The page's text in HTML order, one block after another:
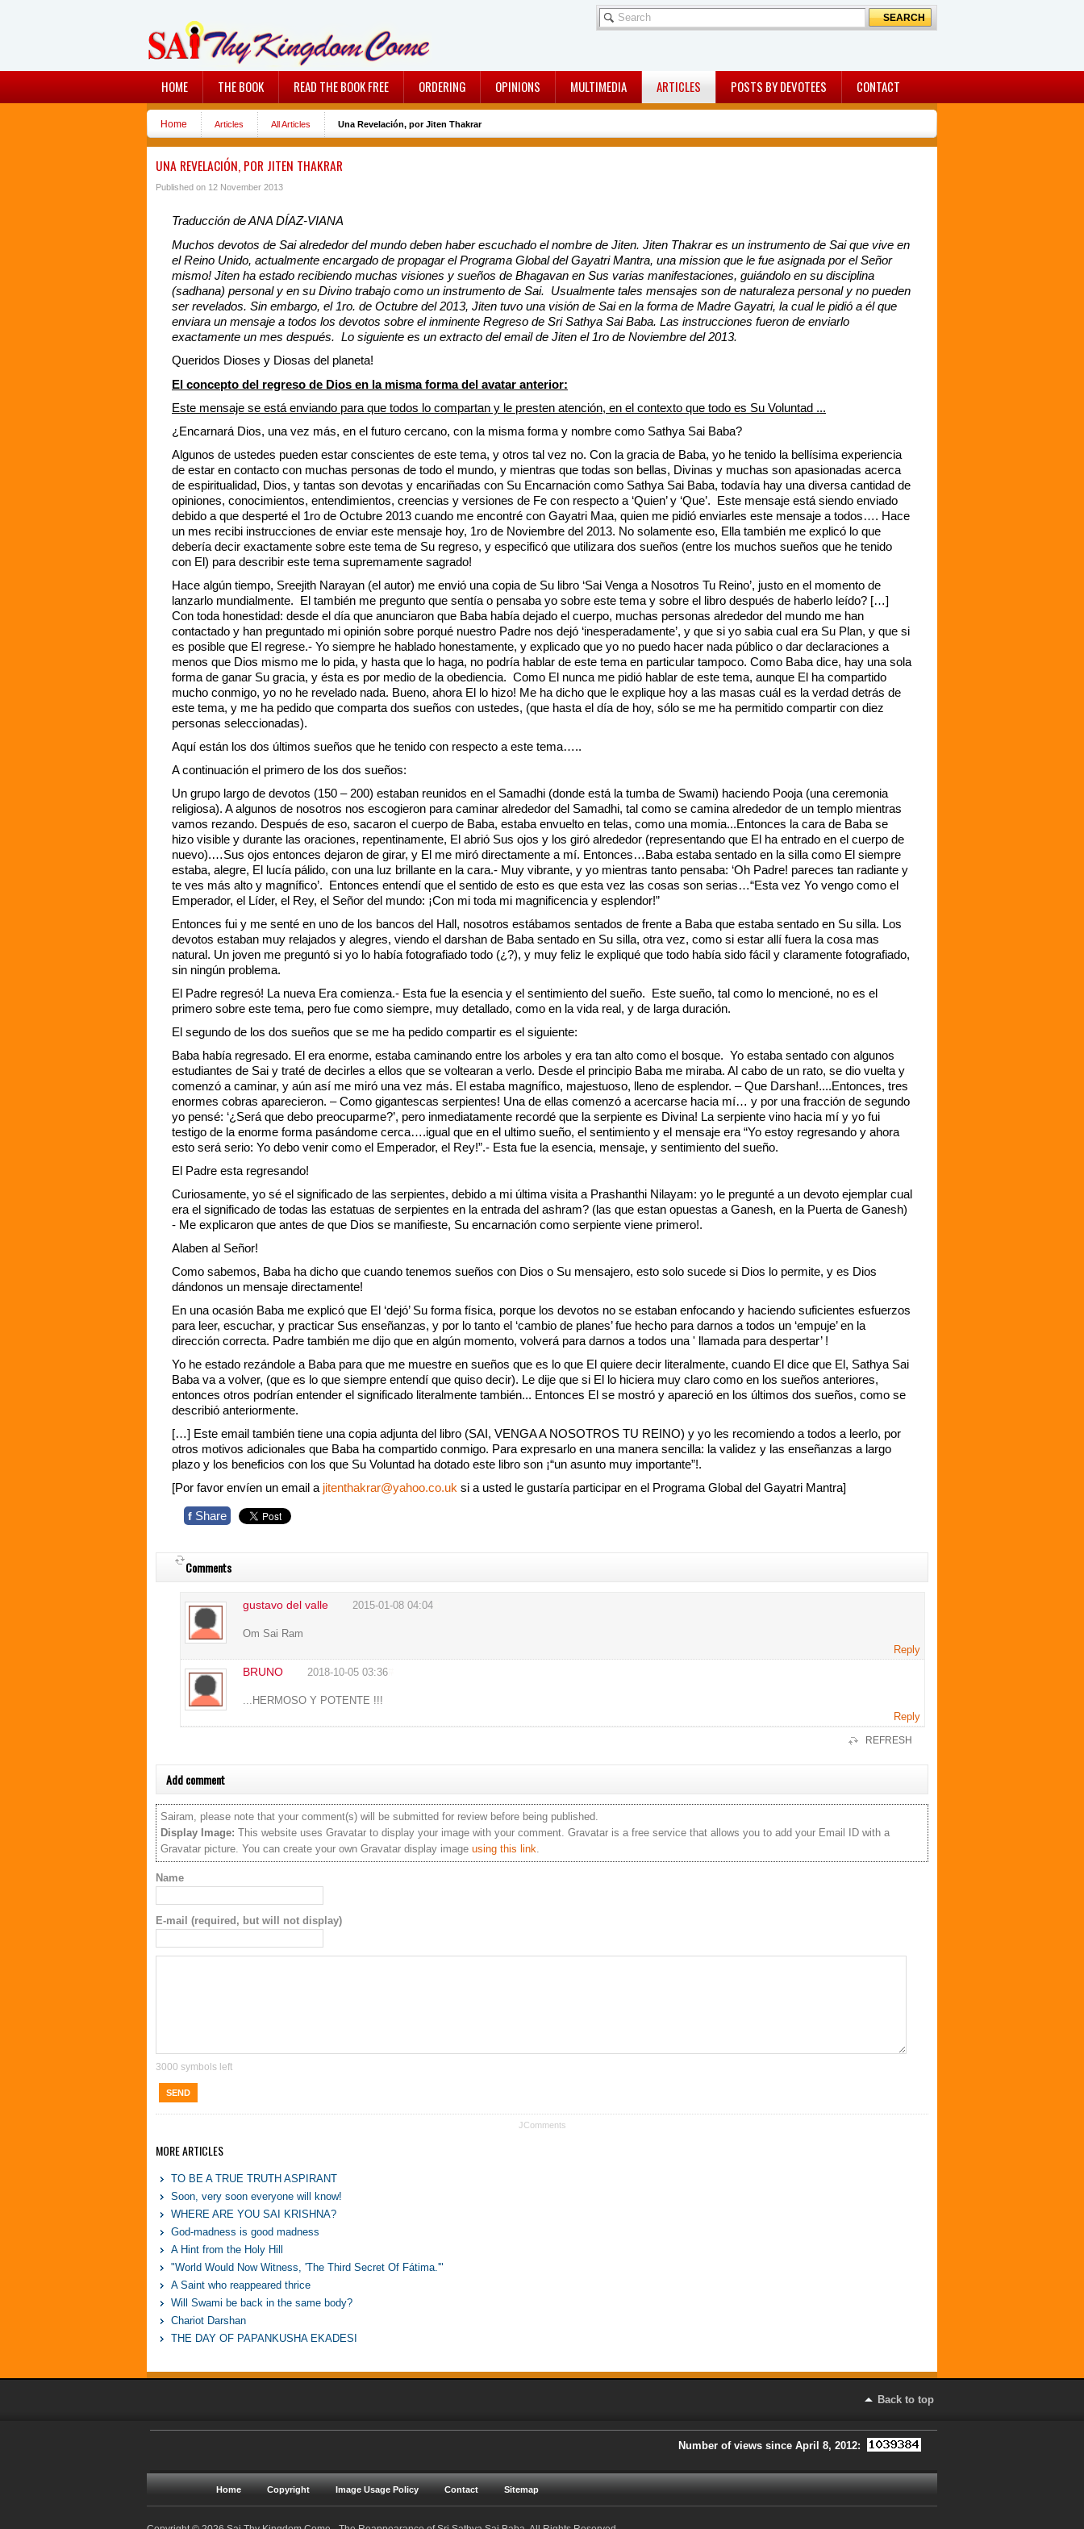
HOME THE BOOK READ THE BOOK FREE ORDERING OPINIONS MULTIMEDIA ARTICLES POSTS BY DEVOTEES CONTACT
Home Articles All Articles Una Revelación, por Jiten Thakrar
UNA REVELACIÓN, POR JITEN THAKRAR
Published on 12 November 2013
Traducción de ANA DÍAZ-VIANA
Muchos devotos de Sai alrededor del mundo deben haber escuchado el nombre de Jiten. Jiten Thakrar es un instrumento de Sai que vive en
el Reino Unido, actualmente encargado de propagar el Programa Global del Gayatri Mantra, una mission que le fue asignada por el Señor
mismo! Jiten ha estado recibiendo muchas visiones y sueños de Bhagavan en Sus varias manifestaciones, guiándolo en su disciplina
(sadhana) personal y en su Divino trabajo como un instrumento de Sai. Usualmente tales mensajes son de naturaleza personal y no pueden
ser revelados. Sin embargo, el 1ro. de Octubre del 2013, Jiten tuvo una visión de Sai en la forma de Madre Gayatri, la cual le pidió a él que
enviara un mensaje a todos los devotos sobre el inminente Regreso de Sri Sathya Sai Baba. Las instrucciones fueron de enviarlo
exactamente un mes después. Lo siguiente es un extracto del email de Jiten el 1ro de Noviembre del 2013.
Queridos Dioses y Diosas del planeta!
El concepto del regreso de Dios en la misma forma del avatar anterior:
Este mensaje se está enviando para que todos lo compartan y le presten atención, en el contexto que todo es Su Voluntad ...
¿Encarnará Dios, una vez más, en el futuro cercano, con la misma forma y nombre como Sathya Sai Baba?
Algunos de ustedes pueden estar conscientes de este tema, y otros tal vez no. Con la gracia de Baba, yo he tenido la bellísima experiencia
de estar en contacto con muchas personas de todo el mundo, y mientras que todas son bellas, Divinas y muchas son apasionadas acerca
de espiritualidad, Dios, y tantas son devotas y encariñadas con Su Encarnación como Sathya Sai Baba, todavía hay una diversa cantidad de
opiniones, conocimientos, entendimientos, creencias y versiones de Fe con respecto a ‘Quien’ y ‘Que’. Este mensaje está siendo enviado
debido a que desperté el 1ro de Octubre 2013 cuando me encontré con Gayatri Maa, quien me pidió enviarles este mensaje a todos…. Hace
un mes recibi instrucciones de enviar este mensaje hoy, 1ro de Noviembre del 2013. No solamente eso, Ella también me explicó lo que
debería decir exactamente sobre este tema de Su regreso, y especificó que utilizara dos sueños (entre los muchos sueños que he tenido
con El) para describir este tema supremamente sagrado!
Hace algún tiempo, Sreejith Narayan (el autor) me envió una copia de Su libro ‘Sai Venga a Nosotros Tu Reino’, justo en el momento de
lanzarlo mundialmente. El también me pregunto que sentía o pensaba yo sobre este tema y sobre el libro después de haberlo leído? […]
Con toda honestidad: desde el día que anunciaron que Baba había dejado el cuerpo, muchas personas alrededor del mundo me han
contactado y han preguntado mi opinión sobre porqué nuestro Padre nos dejó ‘inesperadamente’, y que si yo sabia cual era Su Plan, y que si
es posible que El regrese.- Yo siempre he hablado honestamente, y explicado que yo no puedo hacer nada público o dar declaraciones a
menos que Dios mismo me lo pida, y hasta que lo haga, no podría hablar de este tema en particular tampoco. Como Baba dice, hay una sola
forma de ganar Su gracia, y ésta es por medio de la obediencia. Como El nunca me pidió hablar de este tema, aunque El ha compartido
mucho conmigo, yo no he revelado nada. Bueno, ahora El lo hizo! Me ha dicho que le explique hoy a las masas cuál es la verdad detrás de
este tema, y me ha pedido que comparta dos sueños con ustedes, (que hasta el día de hoy, sólo se me ha permitido compartir con diez
personas seleccionadas).
Aquí están los dos últimos sueños que he tenido con respecto a este tema…..
A continuación el primero de los dos sueños:
Un grupo largo de devotos (150 – 200) estaban reunidos en el Samadhi (donde está la tumba de Swami) haciendo Pooja (una ceremonia
religiosa). A algunos de nosotros nos escogieron para caminar alrededor del Samadhi, tal como se camina alrededor de un templo mientras
vamos rezando. Después de eso, sacaron el cuerpo de Baba, estaba envuelto en telas, como una momia...Entonces la cara de Baba se
hizo visible y durante las oraciones, repentinamente, El abrió Sus ojos y los giró alrededor (representando que El ha entrado en el cuerpo de
nuevo).…Sus ojos entonces dejaron de girar, y El me miró directamente a mí. Entonces…Baba estaba sentado en la silla como El siempre
estaba, alegre, El lucía pálido, con una luz brillante en la cara.- Muy vibrante, y yo mientras tanto pensaba: ‘Oh Padre! pareces tan radiante y
te ves más alto y magnífico’. Entonces entendí que el sentido de esto es que esta vez las cosas son serias…“Esta vez Yo vengo como el
Emperador, el Líder, el Rey, el Señor del mundo: ¡Con mi toda mi magnificencia y esplendor!”
Entonces fui y me senté en uno de los bancos del Hall, nosotros estábamos sentados de frente a Baba que estaba sentado en Su silla. Los
devotos estaban muy relajados y alegres, viendo el darshan de Baba sentado en Su silla, otra vez, como si estar allí fuera la cosa mas
natural. Un joven me preguntó si yo lo había fotografiado todo (¿?), y muy feliz le expliqué que todo había sido fácil y claramente fotografiado,
sin ningún problema.
El Padre regresó! La nueva Era comienza.- Esta fue la esencia y el sentimiento del sueño. Este sueño, tal como lo mencioné, no es el
primero sobre este tema, pero fue como siempre, muy detallado, como en la vida real, y de larga duración.
El segundo de los dos sueños que se me ha pedido compartir es el siguiente:
Baba había regresado. El era enorme, estaba caminando entre los arboles y era tan alto como el bosque. Yo estaba sentado con algunos
estudiantes de Sai y traté de decirles a ellos que se voltearan a verlo. Desde el principio Baba me miraba. Al cabo de un rato, se dio vuelta y
comenzó a caminar, y aún así me miró una vez más. El estaba magnífico, majestuoso, lleno de esplendor. – Que Darshan!....Entonces, tres
enormes cobras aparecieron. – Como gigantescas serpientes! Una de ellas comenzó a acercarse hacia mí… y por una fracción de segundo
yo pensé: ‘¿Será que debo preocuparme?’, pero inmediatamente recordé que la serpiente es Divina! La serpiente vino hacia mí y yo fui
testigo de la enorme forma pasándome cerca….igual que en el ultimo sueño, el sentimiento y el mensaje era “Yo estoy regresando y ahora
esto será serio: Yo debo venir como el Emperador, el Rey!”.- Esta fue la esencia, mensaje, y sentimiento del sueño.
El Padre esta regresando!
Curiosamente, yo sé el significado de las serpientes, debido a mi última visita a Prashanthi Nilayam: yo le pregunté a un devoto ejemplar cual
era el significado de todas las estatuas de serpientes en la entrada del ashram? (las que estan opuestas a Ganesh, en la Puerta de Ganesh)
- Me explicaron que antes de que Dios se manifieste, Su encarnación como serpiente viene primero!.
Alaben al Señor!
Como sabemos, Baba ha dicho que cuando tenemos sueños con Dios o Su mensajero, esto solo sucede si Dios lo permite, y es Dios
dándonos un mensaje directamente!
En una ocasión Baba me explicó que El ‘dejó’ Su forma física, porque los devotos no se estaban enfocando y haciendo suficientes esfuerzos
para leer, escuchar, y practicar Sus enseñanzas, y por lo tanto el ‘cambio de planes’ fue hecho para darnos a todos un ‘empuje’ en la
dirección correcta. Padre también me dijo que en algún momento, volverá para darnos a todos una ' llamada para despertar’ !
Yo he estado rezándole a Baba para que me muestre en sueños que es lo que El quiere decir literalmente, cuando El dice que El, Sathya Sai
Baba va a volver, (que es lo que siempre entendí que quiso decir). Le dije que si El lo hiciera muy claro como en los sueños anteriores,
entonces otros podrían entender el significado literalmente también... Entonces El se mostró y apareció en los últimos dos sueños, como se
describió anteriormente.
[…] Este email también tiene una copia adjunta del libro (SAI, VENGA A NOSOTROS TU REINO) y yo les recomiendo a todos a leerlo, por
otros motivos adicionales que Baba ha compartido conmigo. Para expresarlo en una manera sencilla: la validez y las enseñanzas a largo
plazo y los beneficios con los que Su Voluntad ha dotado este libro son ¡“un asunto muy importante”!.
[Por favor envíen un email a jitenthakrar@yahoo.co.uk si a usted le gustaría participar en el Programa Global del Gayatri Mantra]
f Share
Comments
gustavo del valle 2015-01-08 04:04
Om Sai Ram
Reply
BRUNO 2018-10-05 03:36
...HERMOSO Y POTENTE !!!
Reply
REFRESH
Add comment
Sairam, please note that your comment(s) will be submitted for review before being published.
Display Image: This website uses Gravatar to display your image with your comment. Gravatar is a free service that allows you to add your Email ID with a
Gravatar picture. You can create your own Gravatar display image using this link.
Name
E-mail (required, but will not display)
3000 symbols left
SEND
JComments
MORE ARTICLES
TO BE A TRUE TRUTH ASPIRANT
Soon, very soon everyone will know!
WHERE ARE YOU SAI KRISHNA?
God-madness is good madness
A Hint from the Holy Hill
"World Would Now Witness, 'The Third Secret Of Fátima.'"
A Saint who reappeared thrice
Will Swami be back in the same body?
Chariot Darshan
THE DAY OF PAPANKUSHA EKADESI
Back to top
Number of views since April 8, 2012:
Home Copyright Image Usage Policy Contact Sitemap